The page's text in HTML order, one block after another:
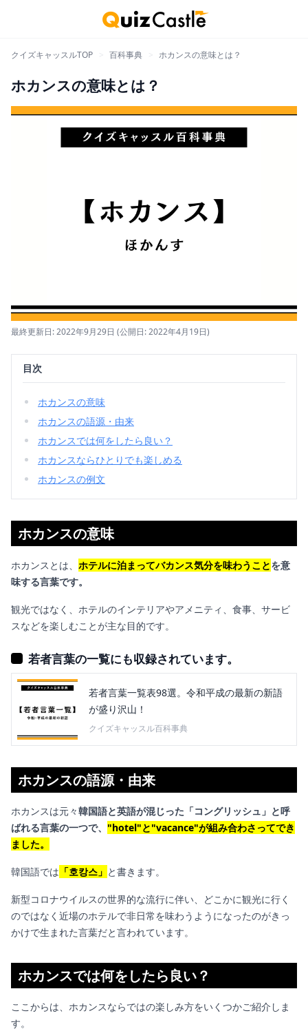
クイズキャッスルTOP 百科事典 ホカンスの意味とは？
ホカンスの意味とは？
最終更新日: 2022年9月29日 (公開日: 2022年4月19日)
目次
ホカンスの意味
ホカンスの語源・由来
ホカンスでは何をしたら良い？
ホカンスならひとりでも楽しめる
ホカンスの例文
ホカンスの意味
ホカンスとは、 ホテルに泊まってバカンス気分を味わうことを意
味する言葉です。
観光ではなく、ホテルのインテリアやアメニティ、食事、サービ
スなどを楽しむことが主な目的です。
若者言葉の一覧にも収録されています。
若者言葉一覧表98選。令和平成の最新の新語
が盛り沢山！
クイズキャッスル百科事典
ホカンスの語源・由来
ホカンスは元々韓国語と英語が混じった「コングリッシュ」と呼
ばれる言葉の一つで、 "hotel"と"vacance"が組み合わさってでき
ました。
韓国語では 「호캉스」 と書きます。
新型コロナウイルスの世界的な流行に伴い、どこかに観光に行く
のではなく近場のホテルで非日常を味わうようになったのがきっ
かけで生まれた言葉だと言われています。
ホカンスでは何をしたら良い？
ここからは、ホカンスならではの楽しみ方をいくつかご紹介しま
す。